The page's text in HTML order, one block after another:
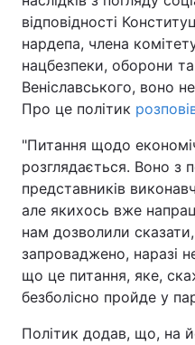
відповідності
нардепа, члена
нацбезпеки, оборони
Веніславського, воно
Про це політик
"Питання щодо
розглядається. Воно з
представників
але якихось вже
нам дозволили
запроваджено, наразі
що це питання, яке,
безболісно пройде у
Політик додав, що, на